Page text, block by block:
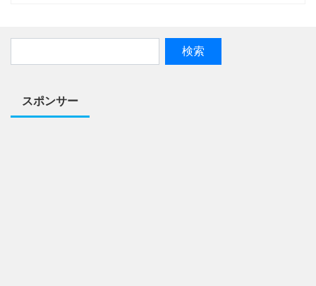
スポンサー